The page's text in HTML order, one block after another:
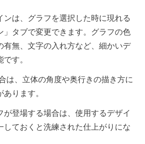
ンは、グラフを選択した時に現れる
」タブで変更できます。グラフの色
有無、文字の入れ方など、細かいデ
す。
は、立体の角度や奥行きの描き方に
ります。
が登場する場合は、使用するデザイ
しておくと洗練された仕上がりにな